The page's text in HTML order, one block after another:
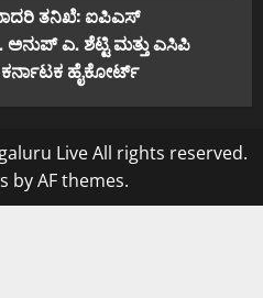
ತನಿಖೆ: ಐಪಿಎಸ್
ಎ. ಶೆಟ್ಟಿ ಮತ್ತು ಎಸಿಪಿ
ಕರ್ನಾಟಕ ಹೈಕೋರ್ಟ್
Live All rights reserved.
by AF themes.